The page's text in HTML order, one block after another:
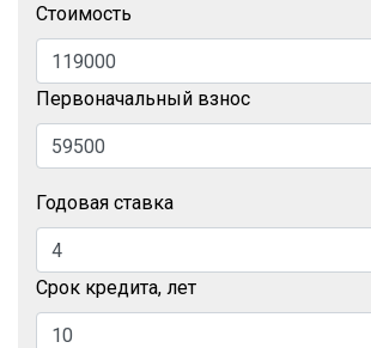
Стоимость
Первоначальный взнос
Годовая ставка
Срок кредита, лет